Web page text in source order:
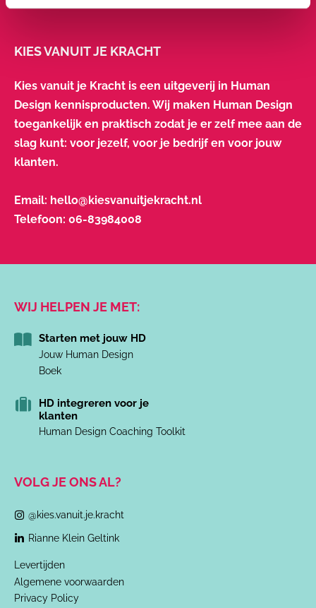
KIES VANUIT JE KRACHT
Kies vanuit je Kracht is een uitgeverij in Human
Design kennisproducten. Wij maken Human Design
toegankelijk en praktisch zodat je er zelf mee aan de
slag kunt: voor jezelf, voor je bedrijf en voor jouw
klanten.
Email: hello@kiesvanuitjekracht.nl
Telefoon: 06-83984008
WIJ HELPEN JE MET:
Starten met jouw HD
Jouw Human Design
Boek
HD integreren voor je
klanten
Human Design Coaching Toolkit
VOLG JE ONS AL?
@kies.vanuit.je.kracht
Rianne Klein Geltink
Levertijden
Algemene voorwaarden
Privacy Policy